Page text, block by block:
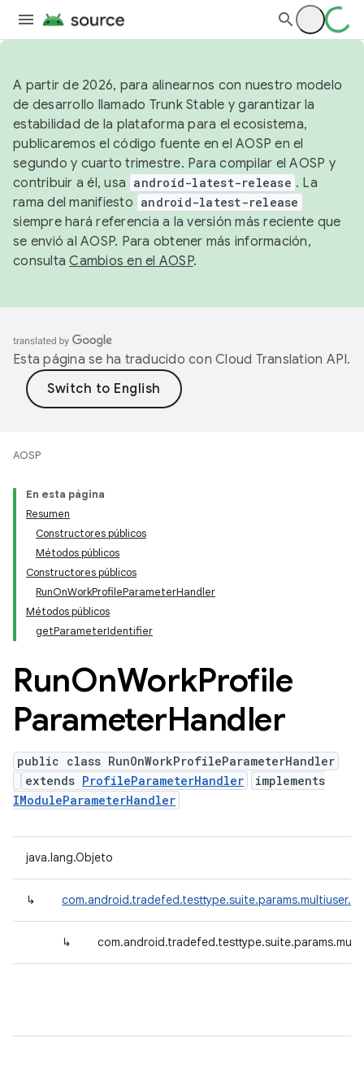
A partir de 2026, para alinearnos con nuestro modelo
de desarrollo llamado Trunk Stable y garantizar la
estabilidad de la plataforma para el ecosistema,
publicaremos el código fuente en el AOSP en el
segundo y cuarto trimestre. Para compilar el AOSP y
contribuir a él, usa android-latest-release . La
rama del manifiesto android-latest-release
siempre hará referencia a la versión más reciente que
se envió al AOSP. Para obtener más información,
consultaCambios en el AOSP.
Esta página se ha traducido con Cloud Translation API.
AOSP
En esta página
Resumen
Constructores públicos
Métodos públicos
Constructores públicos
RunOnWorkProfileParameterHandler
Métodos públicos
getParameterIdentifier
RunOnWorkProfile
ParameterHandler
public class RunOnWorkProfileParameterHandler
extends ProfileParameterHandler
implements
IModuleParameterHandler
java.lang.Objeto
↳
↳